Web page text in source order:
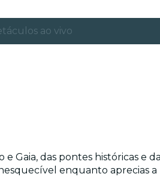
ao vivo
Gaia, das pontes históricas e
enquanto aprecias a